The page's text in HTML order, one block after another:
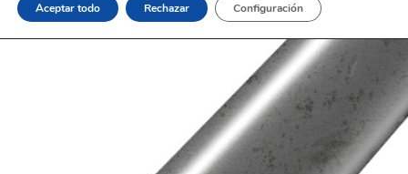
Aceptar todo Rechazar Configuración